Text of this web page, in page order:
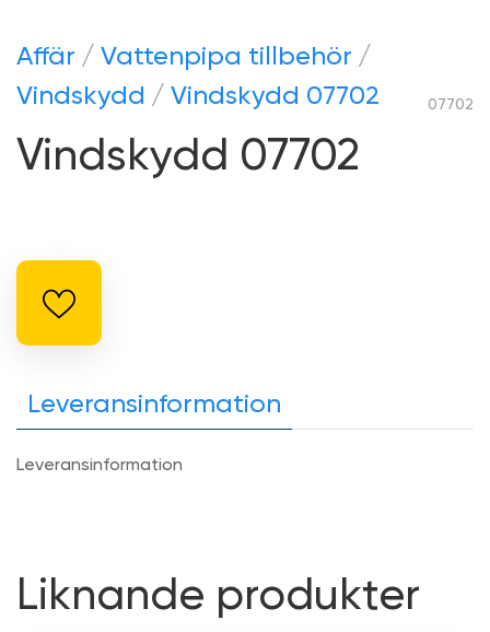
Аffär
Vattenpipa tillbehör
Vindskydd
Vindskydd 07702 07702
Vindskydd 07702
Leveransinformation
Leveransinformation
Liknande produkter